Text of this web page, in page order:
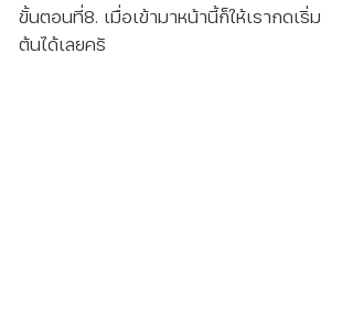
ขั้นตอนที่8. เมื่อเข้ามาหน้านี้ก็ให้เรากดเริ่ม
ต้นได้เลยครั